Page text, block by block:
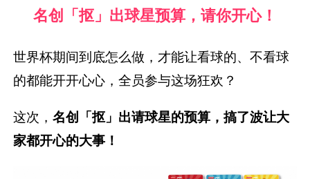
名创「抠」出球星预算，请你开心！
世界杯期间到底怎么做，才能让看球的、不看球
的都能开开心心，全员参与这场狂欢？
这次，名创「抠」出请球星的预算，搞了波让大
家都开心的大事！